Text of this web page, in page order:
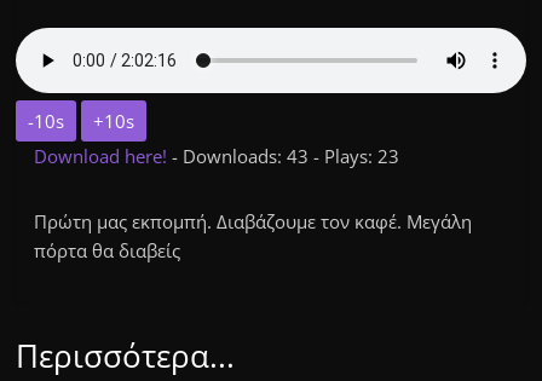
-10s
+10s
Download here!- Downloads: 43 - Plays: 23
Πρώτη μας εκπομπή. Διαβάζουμε τον καφέ. Μεγάλη
πόρτα θα διαβείς
Περισσότερα...